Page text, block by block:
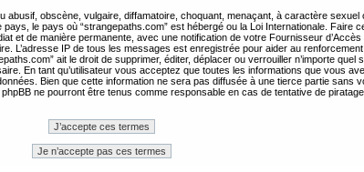
abusif, obscène, vulgaire, diffamatoire, choquant, menaçant, à caractère sexuel
le pays où “strangepaths.com” est hébergé ou la Loi Internationale. Faire
et de manière permanente, avec une notification de votre Fournisseur d’Accès
L’adresse IP de tous les messages est enregistrée pour aider au
ait le droit de supprimer, éditer, déplacer ou verrouiller n’importe quel
En tant qu’utilisateur vous acceptez que toutes les informations que vous
Bien que cette information ne sera pas diffusée à une tierce partie sans
ne pourront être tenus comme responsable en cas de tentative de